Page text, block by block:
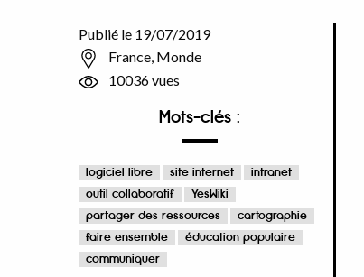
Publié le 19/07/2019
France, Monde
10036 vues
Mots-clés :
logiciel libre site internet
intranet
outil collaboratif
YesWiki
partager des ressources
cartographie
faire ensemble
éducation populaire
communiquer